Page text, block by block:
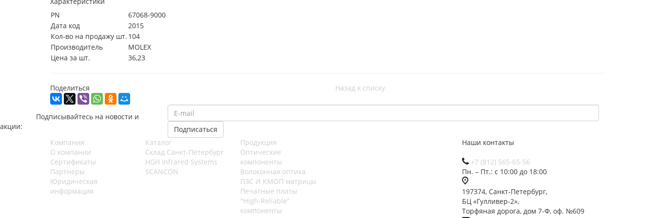
PN
67068-9000
Дата код
2015
Кол-во на продажу шт. 104
Производитель
MOLEX
Цена за шт.
36,23
Поделиться Назад к списку
Подписывайтесь на новости и
акции:
Компания
О компании
Сертификаты
Партнеры
Юридическая
информация
Каталог
Cклад Санкт-Петербург
HGH Infrared Systems
SCANCON
Продукция
Оптические
компоненты
Волоконная оптика
ПЗС И КМОП матрицы
Печатные платы
"High-Reliable"
компоненты
Наши контакты
+7 (812) 565-65-56
Пн. – Пт.: с 10:00 до 18:00
197374, Санкт-Петербург,
БЦ «Гулливер-2»,
Торфяная дорога, дом 7-Ф, оф. №609